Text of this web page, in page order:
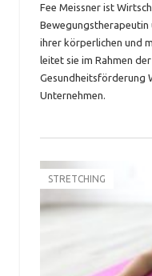
Fee Meissner ist
Bewegungstherapeutin
ihrer körperlichen und
leitet sie im Rahmen
Gesundheitsförderung
Unternehmen.
STRETCHING